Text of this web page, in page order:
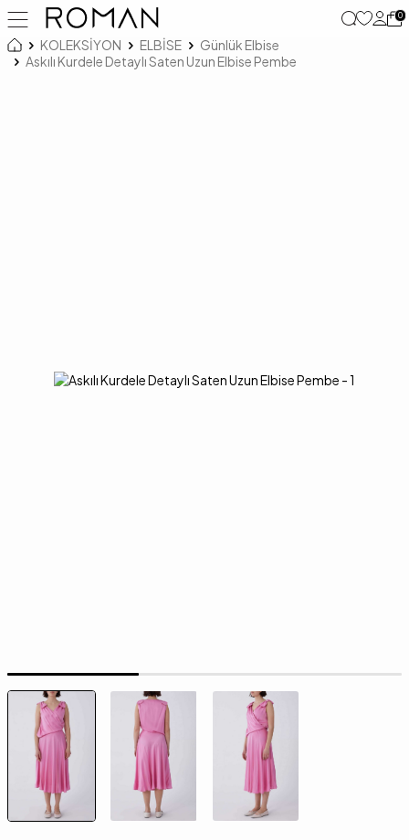
0
KOLEKSİYON ELBİSE
Günlük Elbise
Askılı Kurdele Detaylı Saten Uzun Elbise Pembe